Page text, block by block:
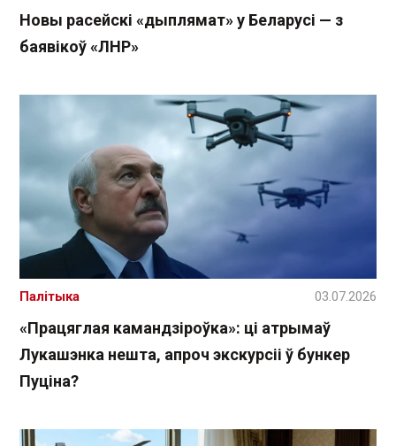
Новы расейскі «дыплямат» у Беларусі — з
баявікоў «ЛНР»
«Працяглая камандзіроўка»: ці атрымаў
Лукашэнка нешта, апроч экскурсіі ў бункер
Пуціна?
Палітыка 03.07.2026